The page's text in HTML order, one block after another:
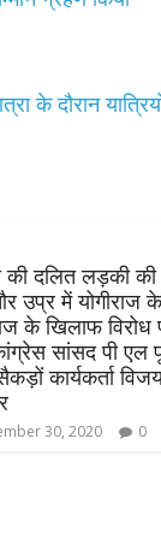
के दौरान
की दलित लड़की
उप्र में योगीराज
के खिलाफ विरोध
सांसद पी एल
कार्यकर्ता
30, 2020 0
हॉट राजनीतिक
ने किया
Editor All Rights